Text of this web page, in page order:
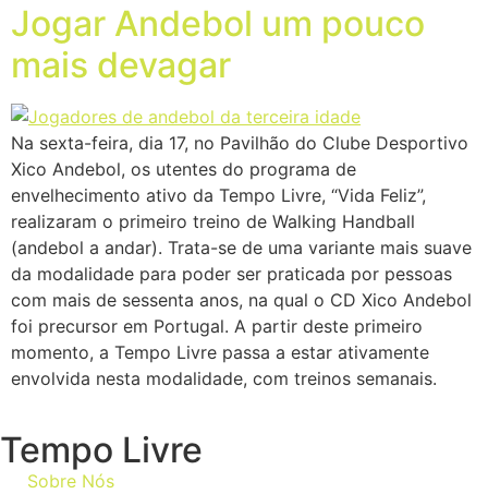
Jogar Andebol um pouco
mais devagar
Na sexta-feira, dia 17, no Pavilhão do Clube Desportivo
Xico Andebol, os utentes do programa de
envelhecimento ativo da Tempo Livre, “Vida Feliz”,
realizaram o primeiro treino de Walking Handball
(andebol a andar). Trata-se de uma variante mais suave
da modalidade para poder ser praticada por pessoas
com mais de sessenta anos, na qual o CD Xico Andebol
foi precursor em Portugal. A partir deste primeiro
momento, a Tempo Livre passa a estar ativamente
envolvida nesta modalidade, com treinos semanais.
Tempo Livre
Sobre Nós